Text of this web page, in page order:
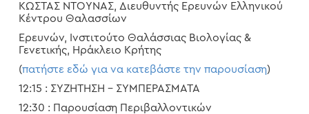
ΚΩΣΤΑΣ ΝΤΟΥΝΑΣ, Διευθυντής Ερευνών Ελληνικού
Κέντρου Θαλασσίων
Ερευνών, Ινστιτούτο Θαλάσσιας Βιολογίας &
Γενετικής, Ηράκλειο Κρήτης
(πατήστε εδώ για να κατεβάστε την παρουσίαση)
12:15 : ΣΥΖΗΤΗΣΗ – ΣΥΜΠΕΡΑΣΜΑΤΑ
12:30 : Παρουσίαση Περιβαλλοντικών